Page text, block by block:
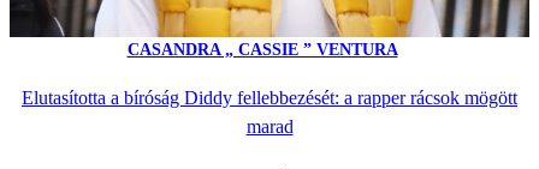
CASANDRA „ CASSIE ” VENTURA
Elutasította a bíróság Diddy fellebbezését: a rapper rácsok mögött
marad